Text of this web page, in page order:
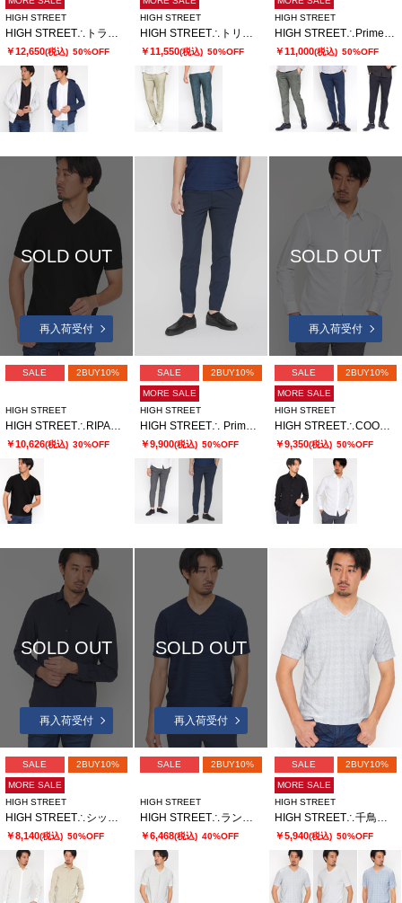
HIGH STREET
HIGH STREET∴トライアングルジオメトリックブリスターZipパーカー
￥12,650(税込) 50%OFF
HIGH STREET
HIGH STREET∴トリコットメッシュヘリンボンプリントイージーパンツ
￥11,550(税込) 50%OFF
HIGH STREET
HIGH STREET∴Primeflex×DotAir メランジプリントイージーパンツ
￥11,000(税込) 50%OFF
SOLD OUT
再入荷受付
SALE 2BUY10%
HIGH STREET
￥10,626(税込) 30%OFF
SALE 2BUY10%
MORE SALE
HIGH STREET
HIGH STREET∴ PrimeflexDotAir 2WAYストレッチイージーパンツ
￥9,900(税込) 50%OFF
SOLD OUT
再入荷受付
SALE 2BUY10%
MORE SALE
HIGH STREET
HIGH STREET∴COOLMAXニットサッカーシャツ
￥9,350(税込) 50%OFF
SOLD OUT
再入荷受付
SALE 2BUY10%
MORE SALE
HIGH STREET
￥8,140(税込) 50%OFF
SOLD OUT
再入荷受付
SALE 2BUY10%
HIGH STREET
￥6,468(税込) 40%OFF
SALE 2BUY10%
MORE SALE
HIGH STREET
￥5,940(税込) 50%OFF